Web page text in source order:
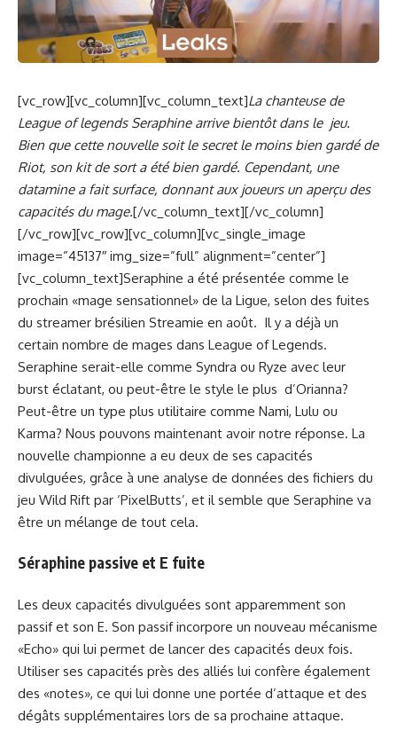
[vc_row][vc_column][vc_column_text]La chanteuse de
League of legends Seraphine arrive bientôt dans le jeu.
Bien que cette nouvelle soit le secret le moins bien gardé de
Riot, son kit de sort a été bien gardé. Cependant, une
datamine a fait surface, donnant aux joueurs un aperçu des
capacités du mage.[/vc_column_text][/vc_column]
[/vc_row][vc_row][vc_column][vc_single_image
image=”45137″ img_size=”full” alignment=”center”]
[vc_column_text]Seraphine a été présentée comme le
prochain «mage sensationnel» de la Ligue, selon des fuites
du streamer brésilien Streamie en août. Il y a déjà un
certain nombre de mages dans League of Legends.
Seraphine serait-elle comme Syndra ou Ryze avec leur
burst éclatant, ou peut-être le style le plus d’Orianna?
Peut-être un type plus utilitaire comme Nami, Lulu ou
Karma? Nous pouvons maintenant avoir notre réponse. La
nouvelle championne a eu deux de ses capacités
divulguées, grâce à une analyse de données des fichiers du
jeu Wild Rift par ‘PixelButts’, et il semble que Seraphine va
être un mélange de tout cela.
Séraphine passive et E fuite
Les deux capacités divulguées sont apparemment son
passif et son E. Son passif incorpore un nouveau mécanisme
«Echo» qui lui permet de lancer des capacités deux fois.
Utiliser ses capacités près des alliés lui confère également
des «notes», ce qui lui donne une portée d’attaque et des
dégâts supplémentaires lors de sa prochaine attaque.